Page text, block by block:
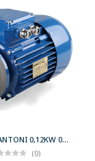
MOTOR CANTONI 0,12KW 0,17CV 3000 B14 T56 230/400 IE2
(0)